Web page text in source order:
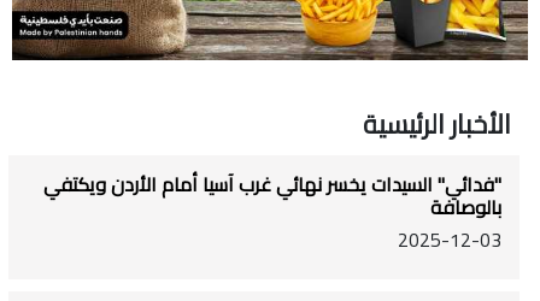
الأخبار الرئيسية
"فدائي" السيدات يخسر نهائي غرب آسيا أمام الأردن ويكتفي
بالوصافة
2025-12-03